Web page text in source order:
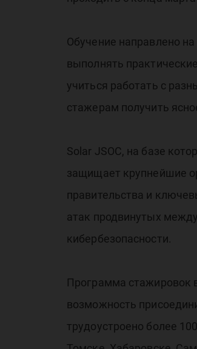
Обучение направлено
выполнять
учиться работать с
стажерам получить
Solar JSOC, на базе
защищает крупнейшие
правительства и
атак продвинутых
кибербезопасности.
Программа стажировок
возможность
трудоустроено более